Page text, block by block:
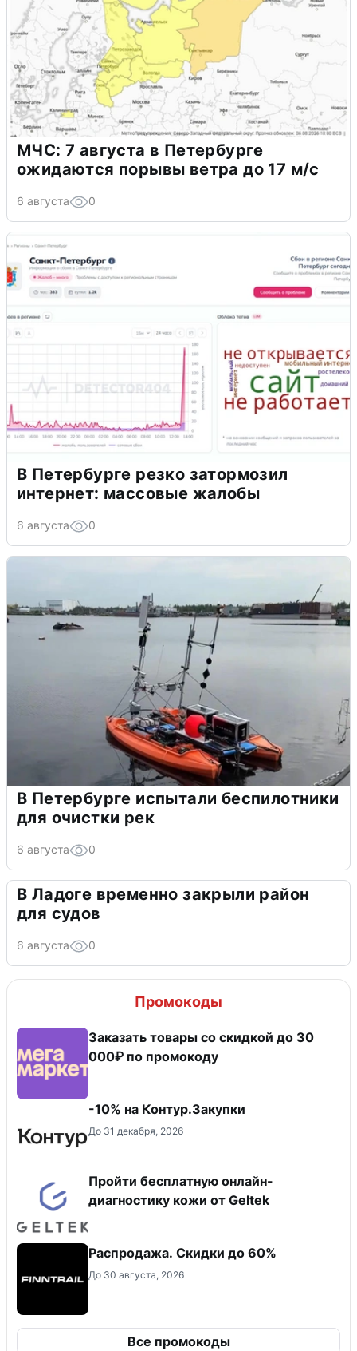
МЧС: 7 августа в Петербурге
ожидаются порывы ветра до 17 м/с
6 августа 0
В Петербурге резко затормозил
интернет: массовые жалобы
6 августа 0
В Петербурге испытали беспилотники
для очистки рек
6 августа 0
В Ладоге временно закрыли район
для судов
6 августа 0
Промокоды
Заказать товары со скидкой до 30
000₽ по промокоду
-10% на Контур.Закупки
До 31 декабря, 2026
Пройти бесплатную онлайн-
диагностику кожи от Geltek
Распродажа. Скидки до 60%
До 30 августа, 2026
Все промокоды